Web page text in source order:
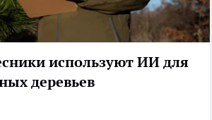
используют ИИ для
деревьев